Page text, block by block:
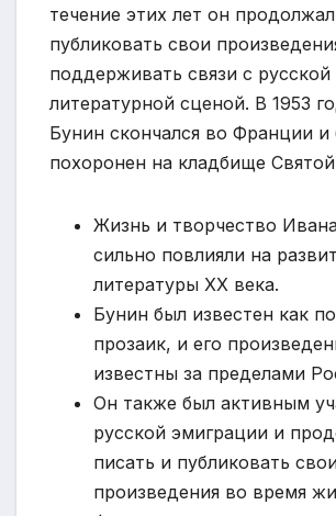
течение этих лет он продолжал
публиковать свои
поддерживать связи с русской
литературной сценой. В 1953
Бунин скончался во Франции и
похоронен на кладбище
Жизнь и творчество
сильно повлияли на
литературы XX века.
Бунин был известен как
прозаик, и его
известны за пределами
Он также был активным
русской эмиграции и
писать и публиковать
произведения во время